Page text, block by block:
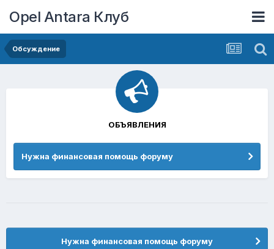
Opel Antara Клуб
Обсуждение
Нужна финансовая помощь форуму
ОБЪЯВЛЕНИЯ
Нужна финансовая помощь форуму